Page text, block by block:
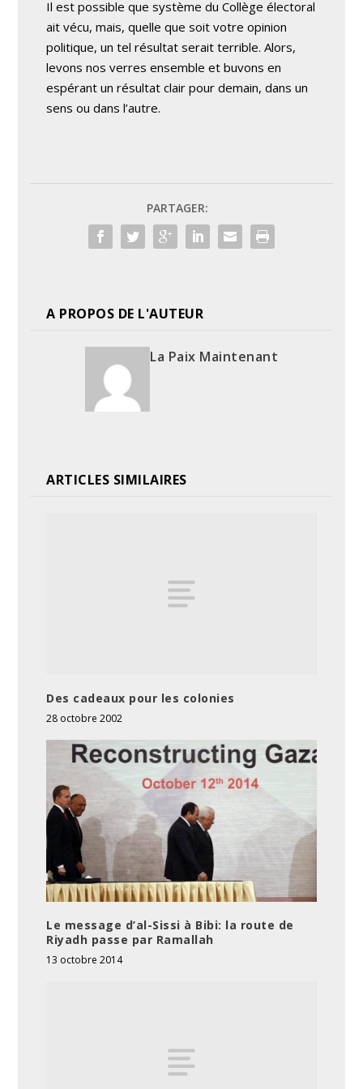
Il est possible que système du Collège électoral
ait vécu, mais, quelle que soit votre opinion
politique, un tel résultat serait terrible. Alors,
levons nos verres ensemble et buvons en
espérant un résultat clair pour demain, dans un
sens ou dans l’autre.
PARTAGER:
A PROPOS DE L'AUTEUR
La Paix Maintenant
ARTICLES SIMILAIRES
Des cadeaux pour les colonies
28 octobre 2002
Le message d’al-Sissi à Bibi: la route de
Riyadh passe par Ramallah
13 octobre 2014